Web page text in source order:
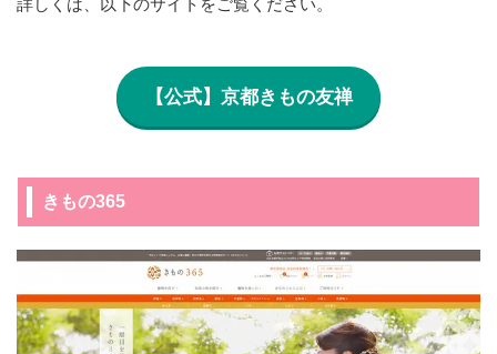
【公式】京都きもの友禅
きもの365